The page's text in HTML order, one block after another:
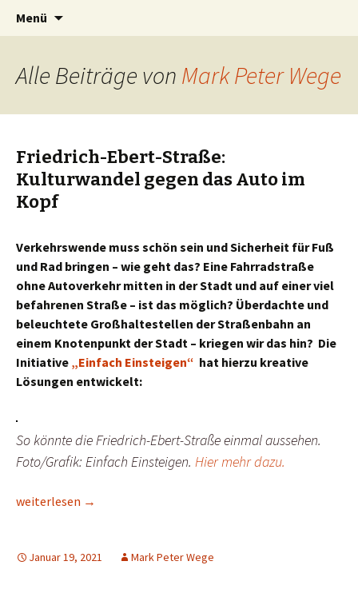
BREMENIZE
Menü
Alle Beiträge von Mark Peter Wege
Friedrich-Ebert-Straße:
Kulturwandel gegen das Auto im
Kopf
Verkehrswende muss schön sein und Sicherheit für Fuß
und Rad bringen – wie geht das? Eine Fahrradstraße
ohne Autoverkehr mitten in der Stadt und auf einer viel
befahrenen Straße – ist das möglich? Überdachte und
beleuchtete Großhaltestellen der Straßenbahn an
einem Knotenpunkt der Stadt – kriegen wir das hin? Die
Initiative „Einfach Einsteigen“ hat hierzu kreative
Lösungen entwickelt:
So könnte die Friedrich-Ebert-Straße einmal aussehen.
Foto/Grafik: Einfach Einsteigen. Hier mehr dazu.
Friedrich-Ebert-Straße: Kulturwandel gegen das Auto im Kopf
weiterlesen →
Januar 19, 2021 Mark Peter Wege